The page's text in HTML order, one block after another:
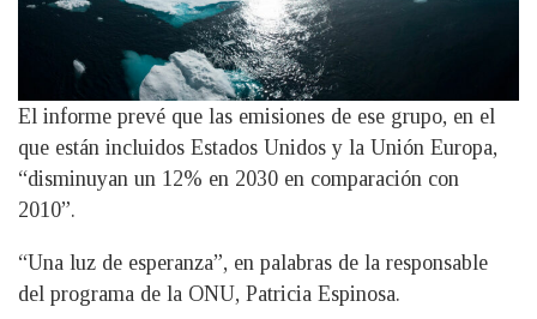
El informe prevé que las emisiones de ese grupo, en el
que están incluidos Estados Unidos y la Unión Europa,
“disminuyan un 12% en 2030 en comparación con
2010”.
“Una luz de esperanza”, en palabras de la responsable
del programa de la ONU, Patricia Espinosa.